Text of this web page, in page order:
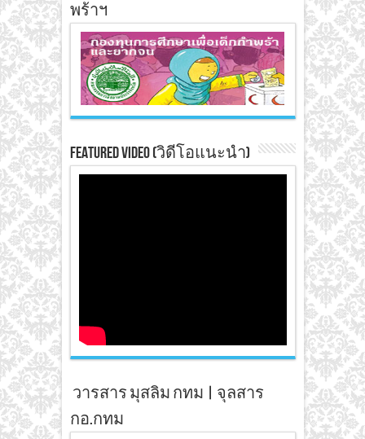
พร้าฯ
Featured Video (วิดีโอแนะนำ)
วารสาร มุสลิม กทม | จุลสาร
กอ.กทม